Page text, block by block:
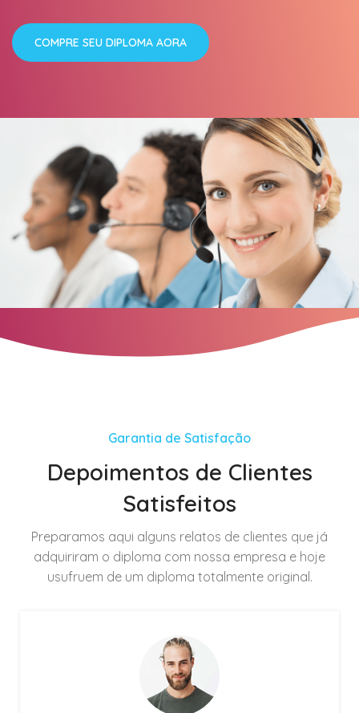
COMPRE SEU DIPLOMA AORA
Garantia de Satisfação
Depoimentos de Clientes
Satisfeitos
Preparamos aqui alguns relatos de clientes que já
adquiriram o diploma com nossa empresa e hoje
usufruem de um diploma totalmente original.